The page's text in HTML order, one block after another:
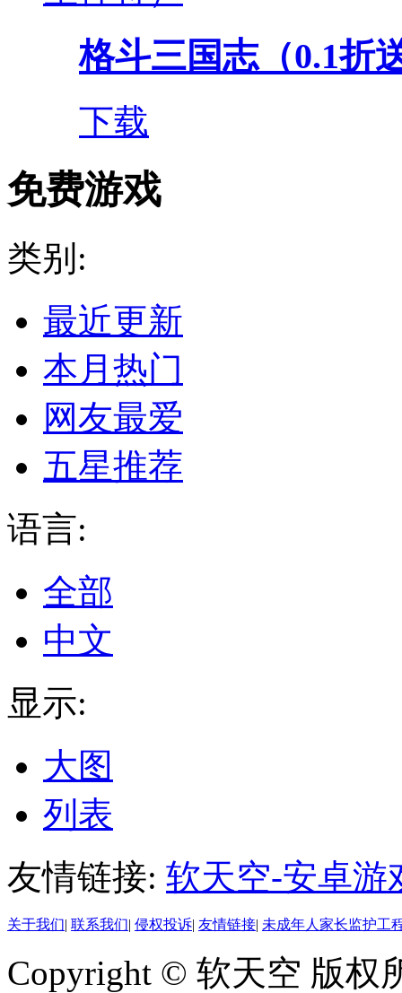
格斗三国志（0.1折
下载
免费游戏
类别:
最近更新
本月热门
网友最爱
五星推荐
语言:
全部
中文
显示:
大图
列表
友情链接: 软天空-安卓游
关于我们| 联系我们| 侵权投诉| 友情链接| 未成年人家长监护工
Copyright © 软天空 版权